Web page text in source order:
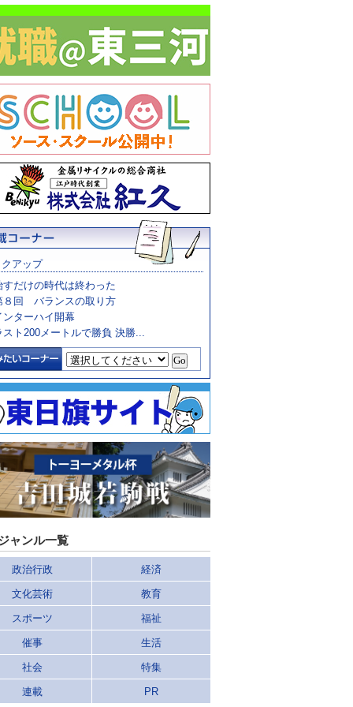
アップ
すだけの時代は終わった
８回 バランスの取り方
ンターハイ開幕
スト200メートルで勝負 決勝...
ャンル一覧
政治行政 経済
文化芸術 教育
スポーツ 福祉
催事 生活
社会 特集
連載 PR